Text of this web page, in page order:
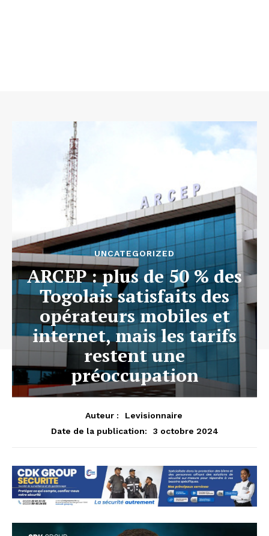
UNCATEGORIZED
ARCEP : plus de 50 % des
Togolais satisfaits des
opérateurs mobiles et
internet, mais les tarifs
restent une
préoccupation
Auteur :
Levisionnaire
Date de la publication:
3 octobre 2024